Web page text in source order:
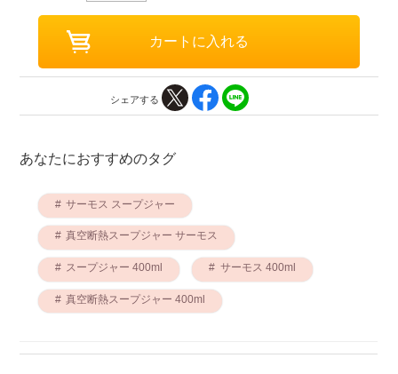
シェアする
あなたにおすすめのタグ
サーモス スープジャー
真空断熱スープジャー サーモス
スープジャー 400ml サーモス 400ml
真空断熱スープジャー 400ml